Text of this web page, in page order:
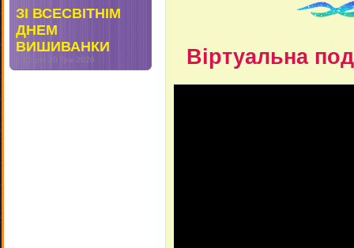
ЗІ ВСЕСВІТНІМ
ДНЕМ
ВИШИВАНКИ
1:22 pm 20 Тра 2026 Віртуальна